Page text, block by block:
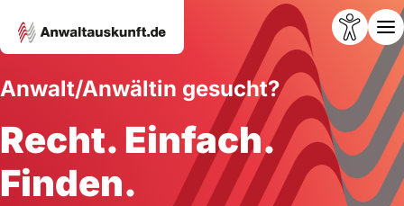
Anwalt/Anwältin gesucht?
Recht. Einfach.
Finden.